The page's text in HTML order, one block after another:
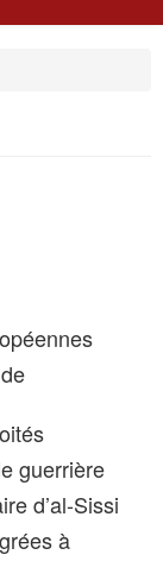
guerrière
d’al-Sissi
à